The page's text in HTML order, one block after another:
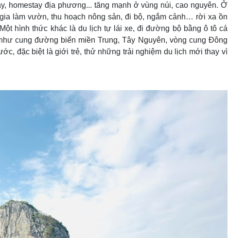
homestay địa phương... tăng mạnh ở vùng núi, cao nguyên. Ở
làm vườn, thu hoạch nông sản, đi bộ, ngắm cảnh… rời xa ồn
hình thức khác là du lịch tự lái xe, đi đường bộ bằng ô tô cá
cung đường biển miền Trung, Tây Nguyên, vòng cung Đông
đặc biệt là giới trẻ, thử những trải nghiệm du lịch mới thay vì